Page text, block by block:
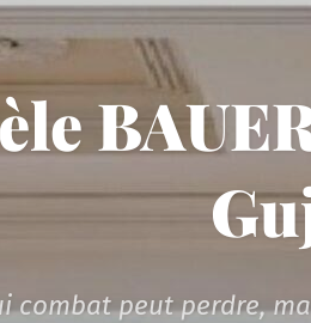
combat peut perdre,